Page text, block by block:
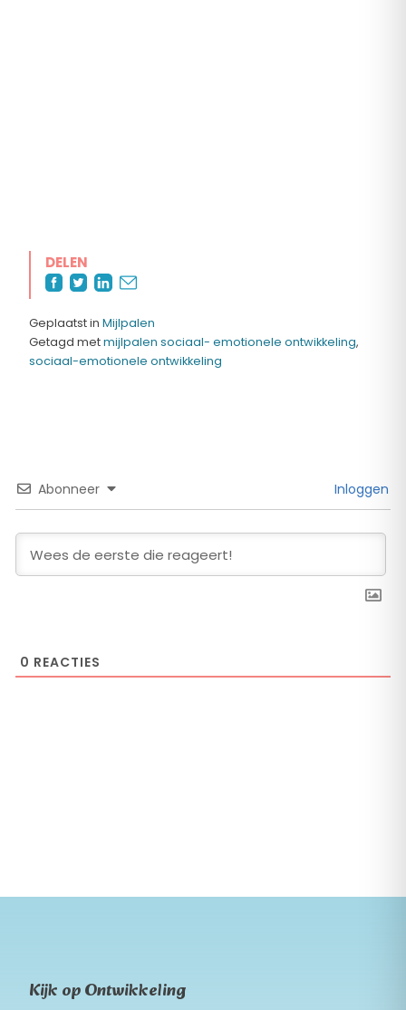
DELEN
Geplaatst in Mijlpalen
Getagd metmijlpalen sociaal- emotionele ontwikkeling,
sociaal-emotionele ontwikkeling
Abonneer Inloggen
0 REACTIES
Kijk op Ontwikkeling